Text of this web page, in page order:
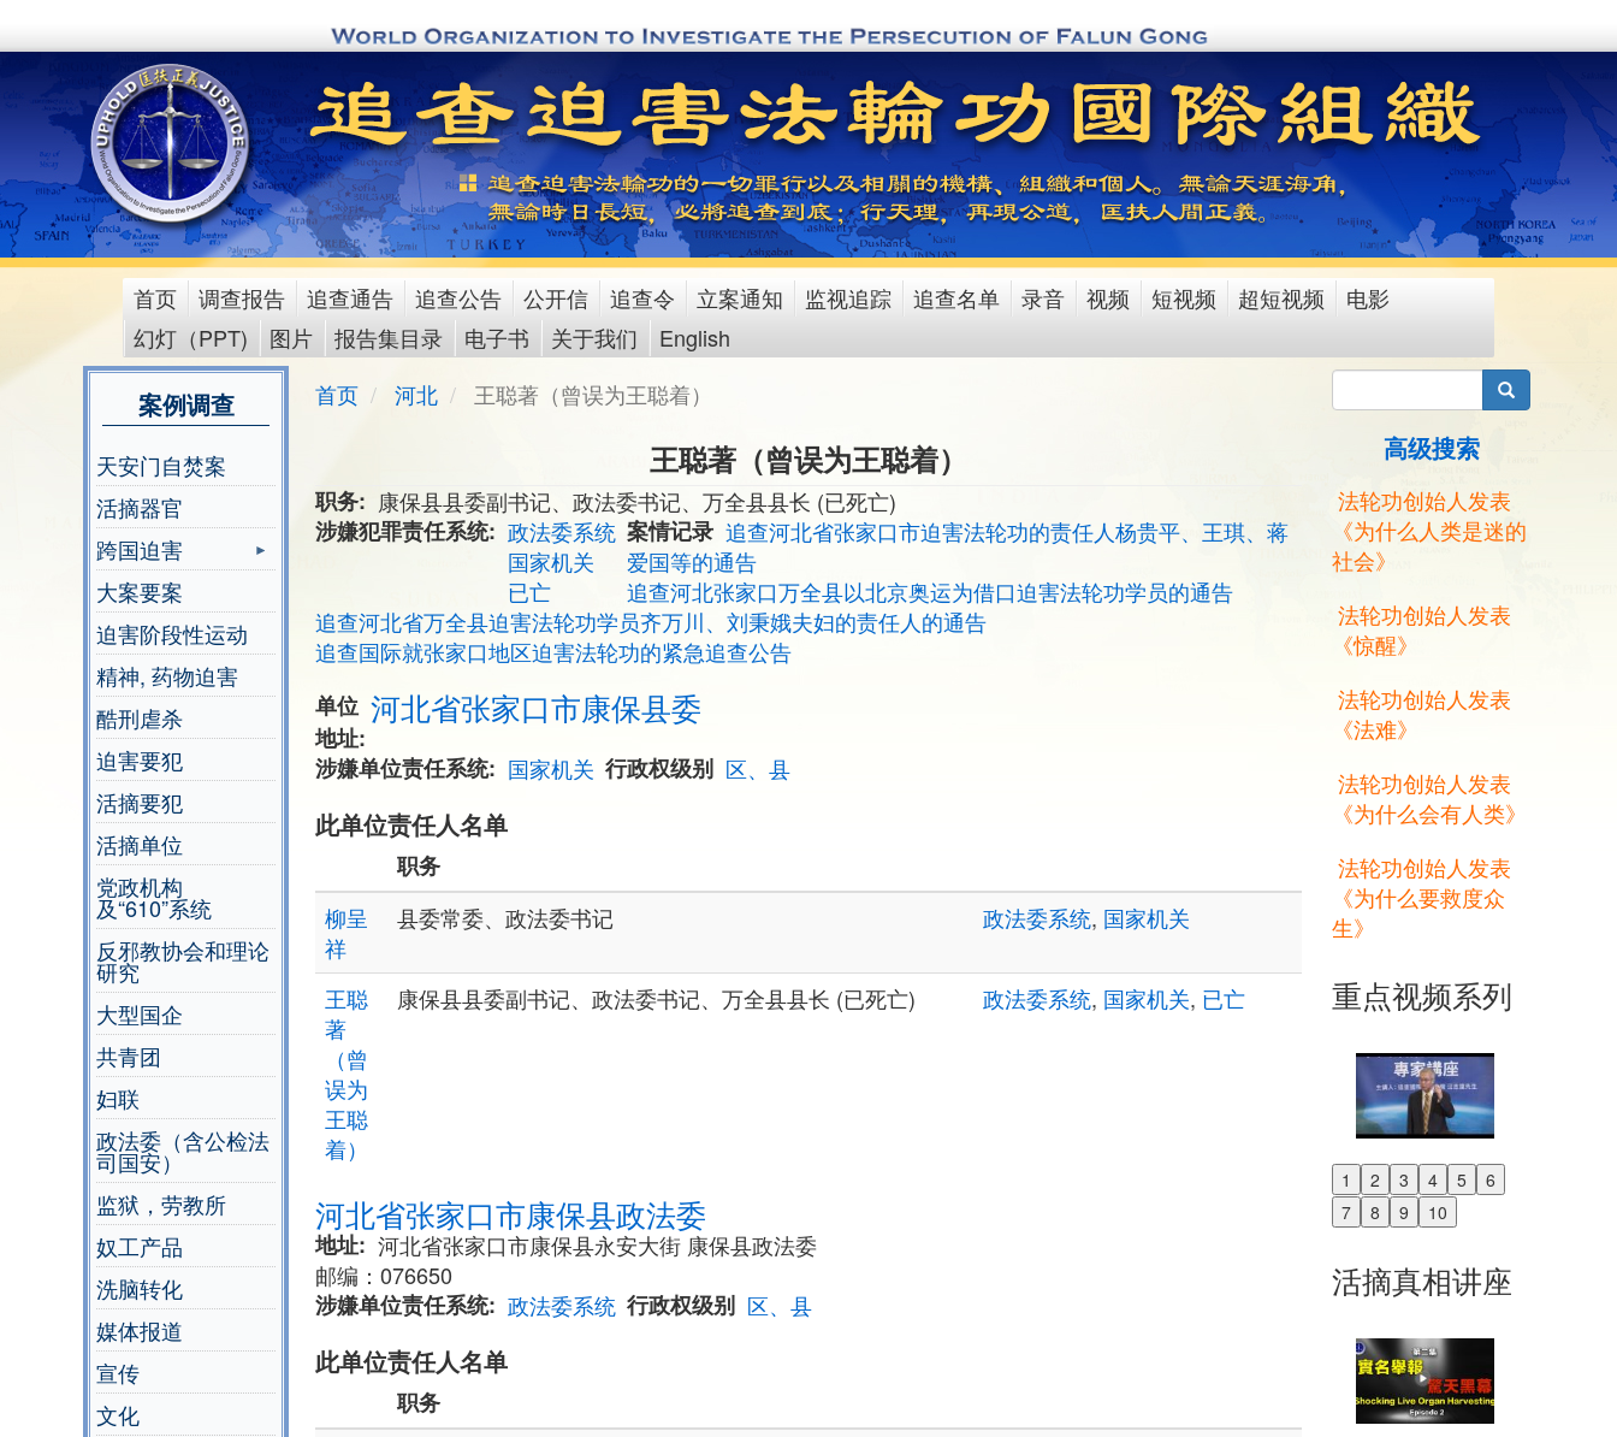
to
content
main
menu
首页 调查报告 追查通告 追查公告 公开信 追查令 立案通知 监视追踪 追查名单 录音 视频 短视频 超短视频
电影
幻灯（PPT)
图片 报告集目录 电子书 关于我们 English
案例调查
天安门自焚案
活摘器官
跨国迫害
大案要案
迫害阶段性运动
精神, 药物迫害
酷刑虐杀
迫害要犯
活摘要犯
活摘单位
党政机构
及“610”系统
反邪教协会和理论
研究
大型国企
共青团
妇联
政法委（含公检法
司国安）
监狱，劳教所
奴工产品
洗脑转化
媒体报道
宣传
文化
首页 河北 王聪著（曾误为王聪着）
王聪著（曾误为王聪着）
职务
康保县县委副书记、政法委书记、万全县县长 (已死亡)
涉嫌犯罪责任系统
政法委系统
国家机关
已亡
案情记录 追查河北省张家口市迫害法轮功的责任人杨贵平、王琪、蒋
爱国等的通告
追查河北张家口万全县以北京奥运为借口迫害法轮功学员的通告
追查河北省万全县迫害法轮功学员齐万川、刘秉娥夫妇的责任人的通告
追查国际就张家口地区迫害法轮功的紧急追查公告
单位 河北省张家口市康保县委
地址
涉嫌单位责任系统
国家机关 行政权级别 区、县
此单位责任人名单
职务
柳呈
祥
县委常委、政法委书记 政法委系统, 国家机关
王聪
著
（曾
误为
王聪
着）
康保县县委副书记、政法委书记、万全县县长 (已死亡) 政法委系统, 国家机关, 已亡
河北省张家口市康保县政法委
地址
​河北省张家口市康保县永安大街 康保县政法委
邮编：076650
涉嫌单位责任系统
政法委系统 行政权级别 区、县
此单位责任人名单
职务
搜索
高级搜索
法轮功创始人发表
《为什么人类是迷的
社会》
法轮功创始人发表
《惊醒》
法轮功创始人发表
《法难》
法轮功创始人发表
《为什么会有人类》
法轮功创始人发表
《为什么要救度众
生》
重点视频系列
1 2 3 4 5
6
7
8 9 10
Previous
Next
活摘真相讲座